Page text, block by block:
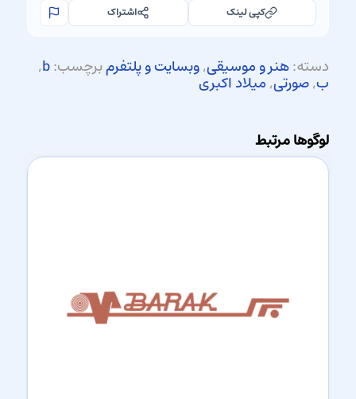
کپی لینک اشتراک
دسته:هنر و موسیقی,وبسایت و پلتفرمبرچسب:b
,
ب,صورتی,میلاد اکبری
لوگوها مرتبط